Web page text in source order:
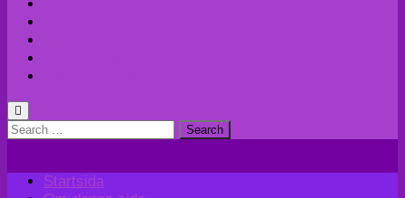
Search
Startsida